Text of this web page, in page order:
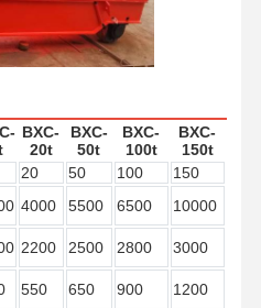
Videos Über Uns
Kontakt Nachrichten
BXC-
20t
BXC-
50t
BXC-
100t
BXC-
150t
20 50 100
150
4000 5500 6500
10000
2200 2500 2800
3000
550 650 900
1200